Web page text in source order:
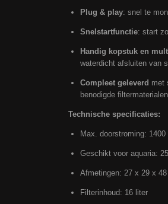
Plug & play: snel te
Snelstartfunctie: start
Handig kopstuk en
waterdicht afsluiten van
Compleet geleverd met
benodigde filtermaterialen.
Technische specificaties:
Max. doorstroming: 1400
Geschikt voor aquaria:
Afmetingen: 27 x 29 x
Filterinhoud: 16 liter